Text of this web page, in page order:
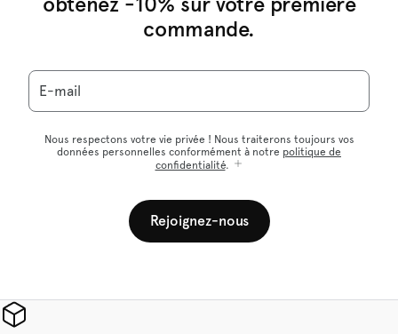
commande.
E-mail
Nous respectons votre vie privée ! Nous traiterons toujours vos
données personnelles conformément à notre politique de
confidentialité.
Rejoignez-nous